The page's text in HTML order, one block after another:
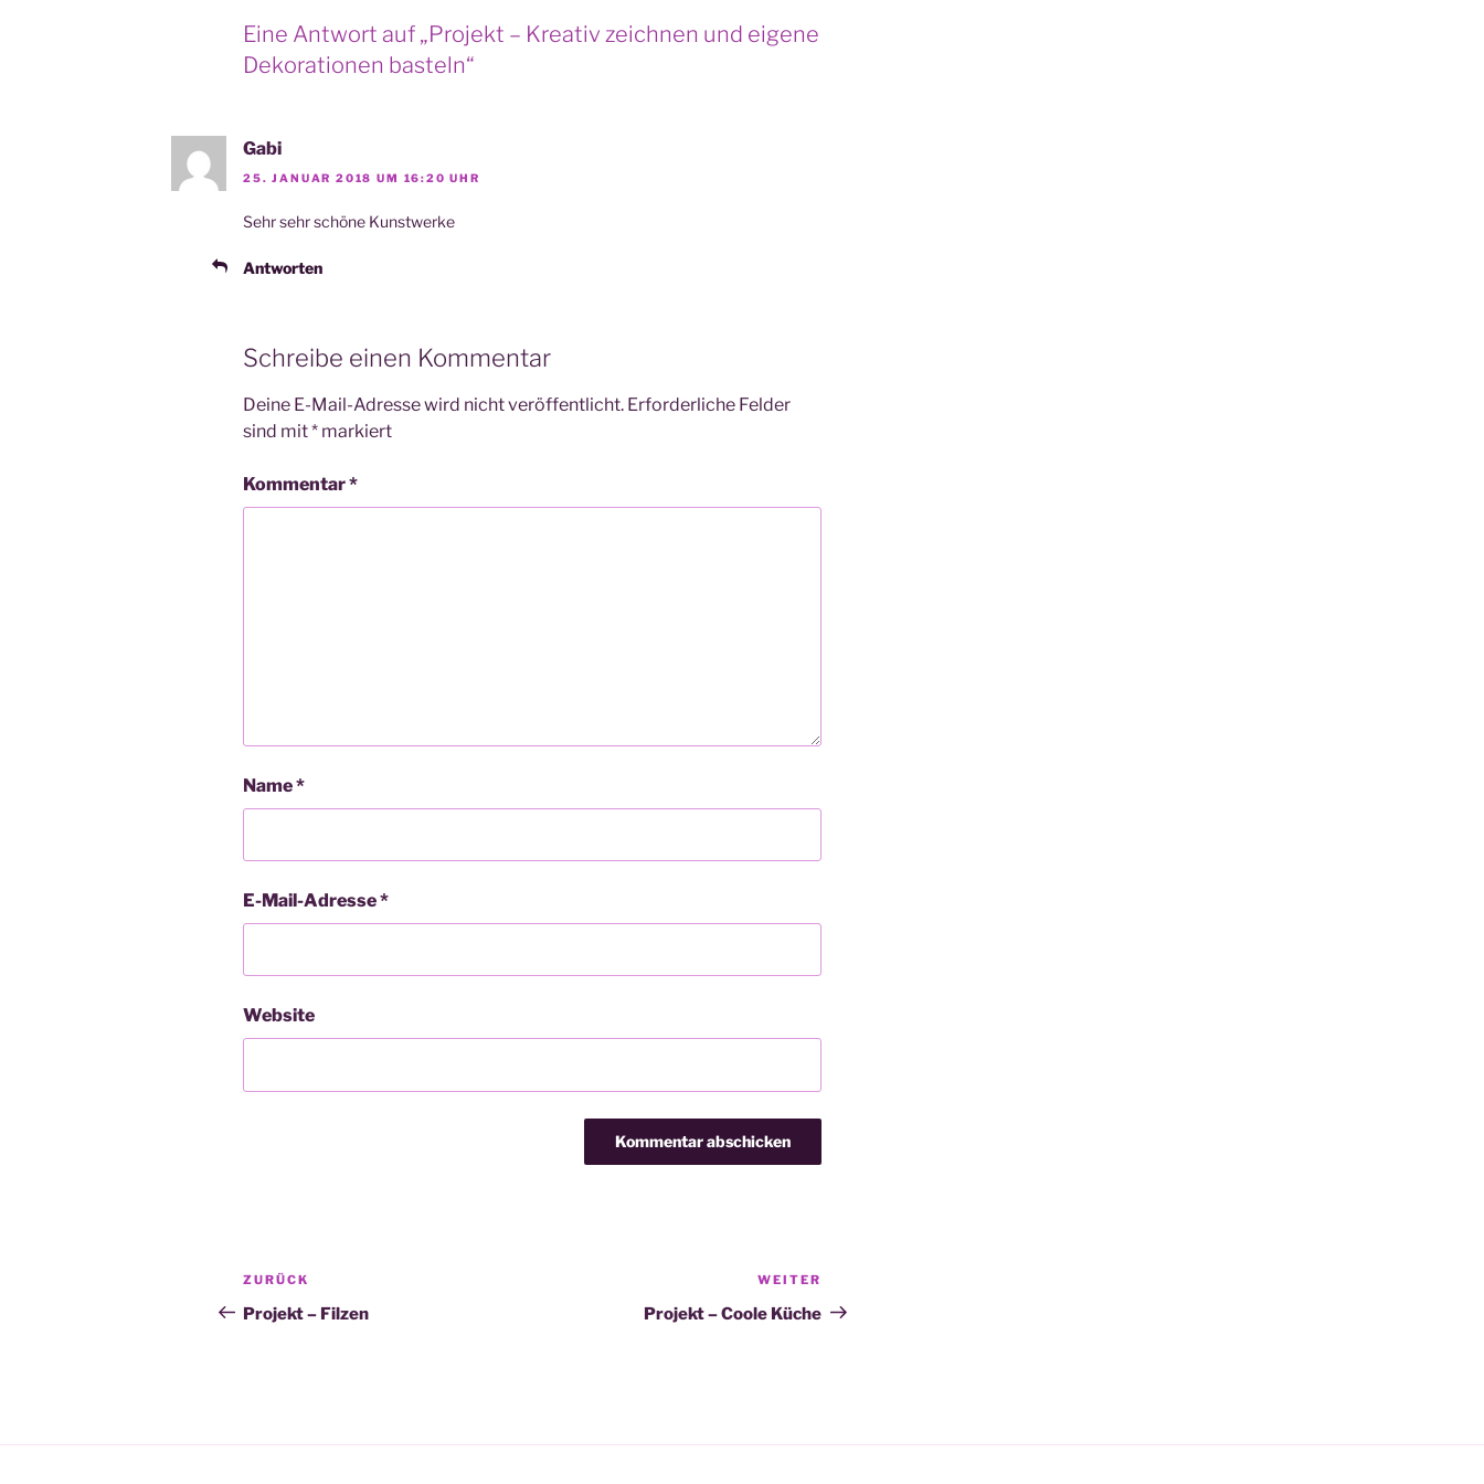
Eine Antwort auf „Projekt – Kreativ zeichnen und eigene
Dekorationen basteln“
Gabi
25. JANUAR 2018 UM 16:20 UHR
Sehr sehr schö­ne Kunstwerke
Antworten
Schreibe einen Kommentar
Deine E-Mail-Adresse wird nicht veröffentlicht. Erforderliche Felder
sind mit* markiert
Kommentar*
Name*
E-Mail-Adresse*
Website
Beitragsnavigation
Vorheriger
Beitrag
ZURÜCK
Projekt – Filzen
Beitrag
WEITER
Projekt – Coole Küche